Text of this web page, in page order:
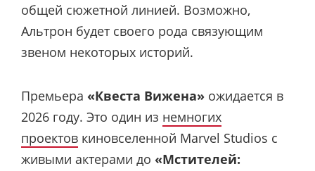
общей сюжетной линией. Возможно,
Альтрон будет своего рода связующим
звеном некоторых историй.
Премьера «Квеста Вижена» ожидается в
2026 году. Это один из немногих
проектов киновселенной Marvel Studios с
живыми актерами до «Мстителей: